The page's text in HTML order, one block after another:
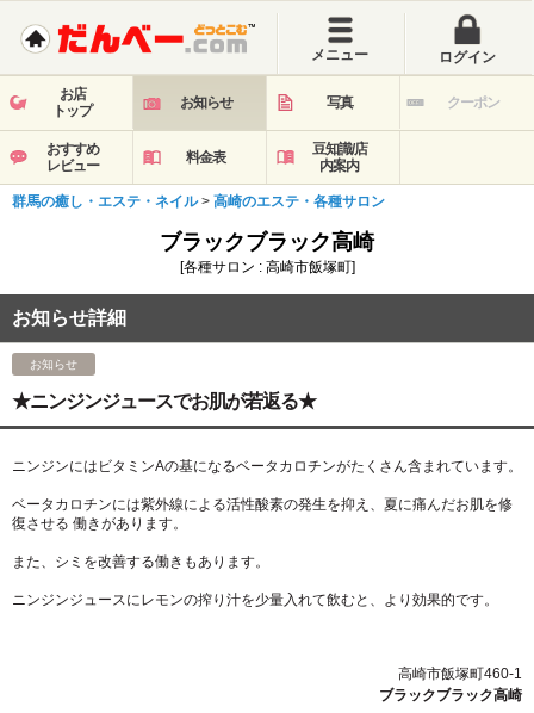
メニュー ログイン
お店
トップ
お知らせ 写真 クーポン
おすすめ
レビュー
料金表
豆知識/店
内案内
群馬の癒し・エステ・ネイル> 高崎のエステ・各種サロン
ブラックブラック高崎
[各種サロン : 高崎市飯塚町]
お知らせ詳細
お知らせ
★ニンジンジュースでお肌が若返る★
ニンジンにはビタミンAの基になるベータカロチンがたくさん含まれています。
ベータカロチンには紫外線による活性酸素の発生を抑え、夏に痛んだお肌を修
復させる 働きがあります。
また、シミを改善する働きもあります。
ニンジンジュースにレモンの搾り汁を少量入れて飲むと、より効果的です。
高崎市飯塚町460-1
ブラックブラック高崎